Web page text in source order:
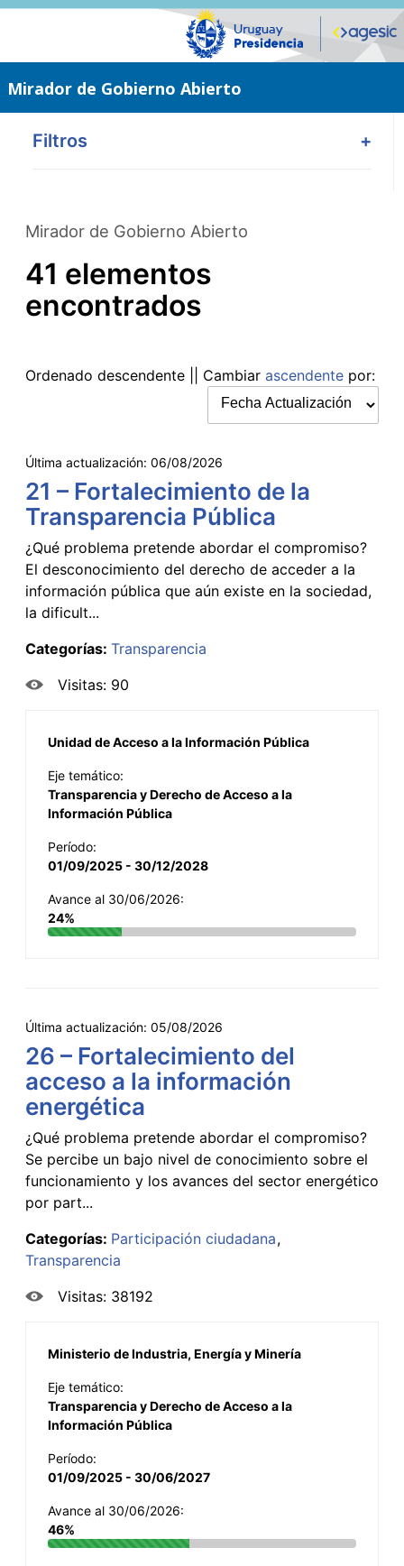
Saltar
Mirador de Gobierno Abierto
Filtros +
Mirador de Gobierno Abierto
41 elementos
encontrados
Ordenado descendente || Cambiar ascendente por:
Última actualización: 06/08/2026
21 – Fortalecimiento de la
Transparencia Pública
¿Qué problema pretende abordar el compromiso?
El desconocimiento del derecho de acceder a la
información pública que aún existe en la sociedad,
la dificult...
Categorías: Transparencia
Visitas: 90
Unidad de Acceso a la Información Pública
Eje temático:
Transparencia y Derecho de Acceso a la
Información Pública
Período:
01/09/2025 - 30/12/2028
Avance al 30/06/2026:
24%
Última actualización: 05/08/2026
26 – Fortalecimiento del
acceso a la información
energética
¿Qué problema pretende abordar el compromiso?
Se percibe un bajo nivel de conocimiento sobre el
funcionamiento y los avances del sector energético
por part...
Categorías: Participación ciudadana
Transparencia
Visitas: 38192
Ministerio de Industria, Energía y Minería
Eje temático:
Transparencia y Derecho de Acceso a la
Información Pública
Período:
01/09/2025 - 30/06/2027
Avance al 30/06/2026:
46%